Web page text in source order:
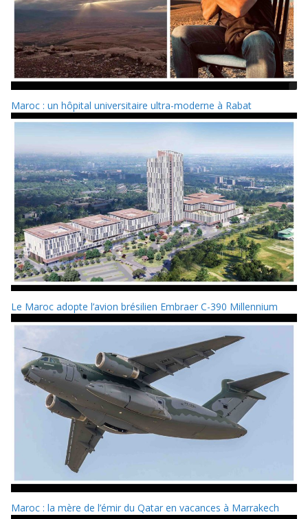
Maroc : un hôpital universitaire ultra-moderne à Rabat
Le Maroc adopte l’avion brésilien Embraer C-390 Millennium
Maroc : la mère de l’émir du Qatar en vacances à Marrakech